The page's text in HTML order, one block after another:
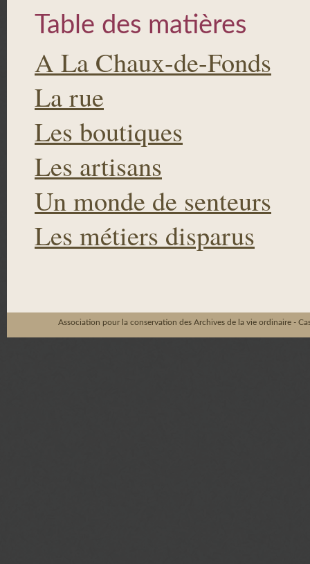
Table des matières
A La Chaux-de-Fonds
La rue
Les boutiques
Les artisans
Un monde de senteurs
Les métiers disparus
Association pour la conservation des Archives de la vie ordinaire -